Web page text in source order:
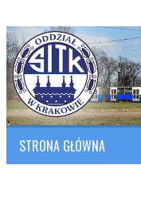
SITK RP
Polish Association of
STRONA GŁÓWNA